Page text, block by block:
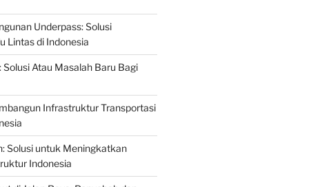
Underpass: Solusi
Lintas di Indonesia
Solusi Atau Masalah Baru Bagi
Infrastruktur Transportasi
Solusi untuk Meningkatkan
Indonesia